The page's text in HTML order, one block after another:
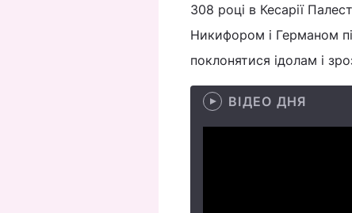
308 році в Кесарії
Никифором і Германом
поклонятися ідолам і
ВІДЕО ДНЯ